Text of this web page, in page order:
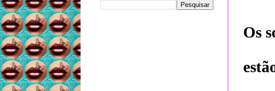
Os